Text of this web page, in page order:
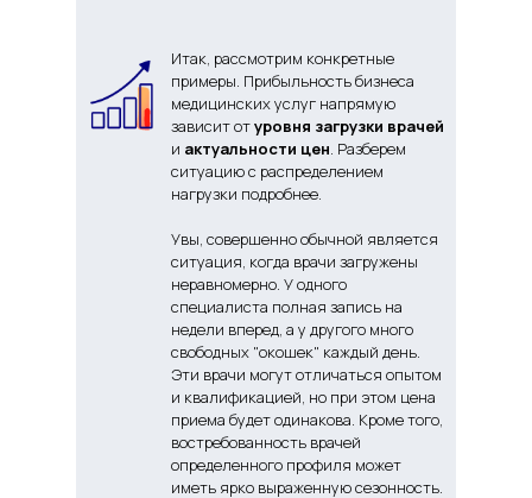
Итак, рассмотрим конкретные
примеры. Прибыльность бизнеса
медицинских услуг напрямую
зависит отуровня загрузки врачей
и актуальности цен. Разберем
ситуацию с распределением
нагрузки подробнее.
Увы, совершенно обычной является
ситуация, когда врачи загружены
неравномерно. У одного
специалиста полная запись на
недели вперед, а у другого много
свободных "окошек" каждый день.
Эти врачи могут отличаться опытом
и квалификацией, но при этом цена
приема будет одинакова. Кроме того,
востребованность врачей
определенного профиля может
иметь ярко выраженную сезонность.